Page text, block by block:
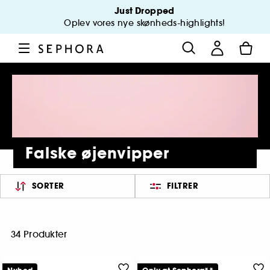
Just Dropped
Oplev vores nye skønheds-highlights!
Falske øjenvipper
SORTER FILTRER
34 Produkter